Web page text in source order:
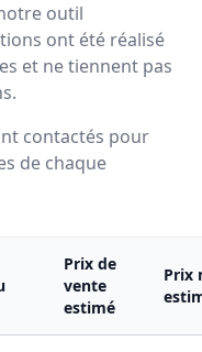
outil
ont été réalisé
et ne tiennent pas
contactés pour
de chaque
Prix de
vente
estimé
Prix